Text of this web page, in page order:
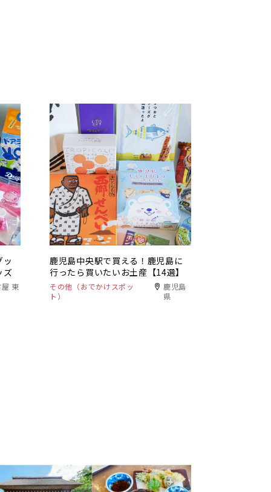
ッ
ズ
東
鹿児島中央駅で買える！鹿児島に
行ったら買いたいお土産【14選】
その他（おでかけスポッ
ト）
鹿児島
県